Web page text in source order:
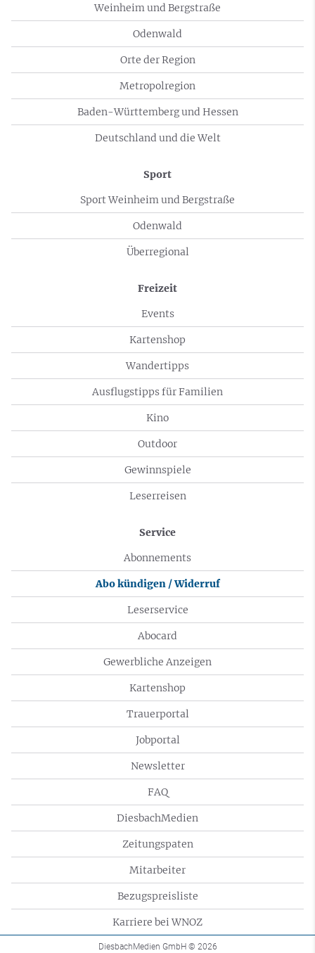
Weinheim und Bergstraße
Odenwald
Orte der Region
Metropolregion
Baden-Württemberg und Hessen
Deutschland und die Welt
Sport
Sport Weinheim und Bergstraße
Odenwald
Überregional
Freizeit
Events
Kartenshop
Wandertipps
Ausflugstipps für Familien
Kino
Outdoor
Gewinnspiele
Leserreisen
Service
Abonnements
Abo kündigen / Widerruf
Leserservice
Abocard
Gewerbliche Anzeigen
Kartenshop
Trauerportal
Jobportal
Newsletter
FAQ
DiesbachMedien
Zeitungspaten
Mitarbeiter
Bezugspreisliste
Karriere bei WNOZ
DiesbachMedien GmbH © 2026